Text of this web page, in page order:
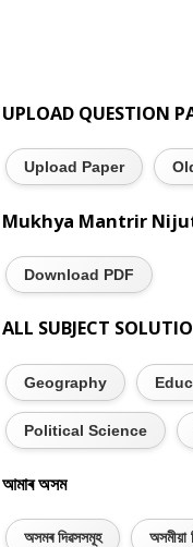
UPLOAD QUESTION
Upload Paper
Mukhya Mantrir
Download PDF
ALL SUBJECT
Geography
Political Science
আমাৰ অসম
অসমৰ দিৱসসমূহ অসমীয়া